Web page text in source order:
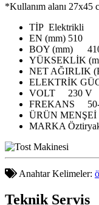
*Kullanım alanı 27x45
TİP Elektrikli
EN (mm) 510
BOY (mm)
YÜKSEKLİK
NET AĞIRLIK
ELEKTRİK
VOLT
230 V
FREKANS
ÜRÜN MENŞEİ
MARKA
Anahtar Kelimeler:
Teknik Servis